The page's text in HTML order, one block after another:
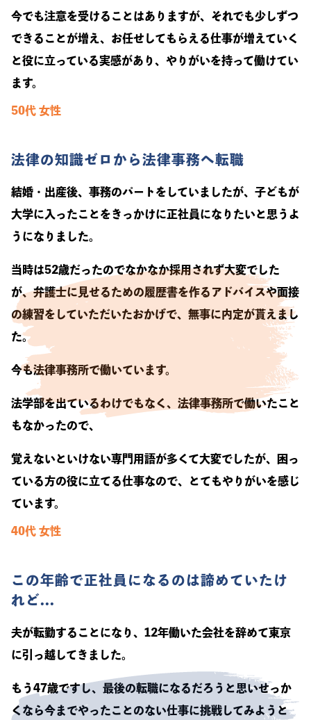
今でも注意を受けることはありますが、それでも少しずつ
できることが増え、お任せしてもらえる仕事が増えていく
と役に立っている実感があり、やりがいを持って働けてい
ます。
50代 女性
法律の知識ゼロから法律事務へ転職
結婚・出産後、事務のパートをしていましたが、子どもが
大学に入ったことをきっかけに正社員になりたいと思うよ
うになりました。
当時は52歳だったのでなかなか採用されず大変でした
が、弁護士に見せるための履歴書を作るアドバイスや面接
の練習をしていただいたおかげで、無事に内定が貰えまし
た。
今も法律事務所で働いています。
法学部を出ているわけでもなく、法律事務所で働いたこと
もなかったので、
覚えないといけない専門用語が多くて大変でしたが、困っ
ている方の役に立てる仕事なので、とてもやりがいを感じ
ています。
40代 女性
この年齢で正社員になるのは諦めていたけ
れど...
夫が転勤することになり、12年働いた会社を辞めて東京
に引っ越してきました。
もう47歳ですし、最後の転職になるだろうと思いせっか
くなら今までやったことのない仕事に挑戦してみようと